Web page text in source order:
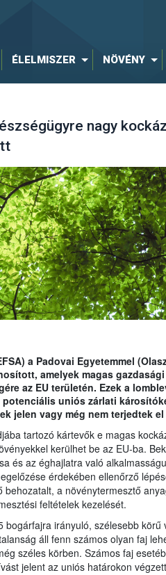
ÉLELMISZER NÖVÉNY
nagy
a Padovai Egyetemmel
amelyek magas
az EU területén. Ezek a
uniós zárlati
jelen vagy még nem terjedtek el
tartozó kártevők e magas
kerülhet be az EU-ba.
és az éghajlatra való
érdekében ellenőrző
a növénytermesztő
feltételek kezelését.
irányuló, szélesebb körű
áll fenn számos olyan faj
széles körben. Számos faj
jelent az uniós határokon